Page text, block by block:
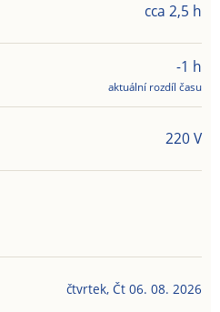
cca 2,5 h
-1 h
aktuální rozdíl času
220 V
čtvrtek, Čt 06. 08. 2026